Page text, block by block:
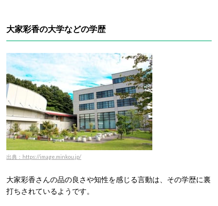
大家彩香の大学などの学歴
出典：https://image.minkou.jp/
大家彩香さんの品の良さや知性を感じる言動は、その学歴に裏
打ちされているようです。